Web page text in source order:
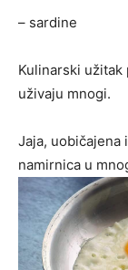
– sardine
Kulinarski užitak
uživaju mnogi.
Jaja, uobičajena
namirnica u